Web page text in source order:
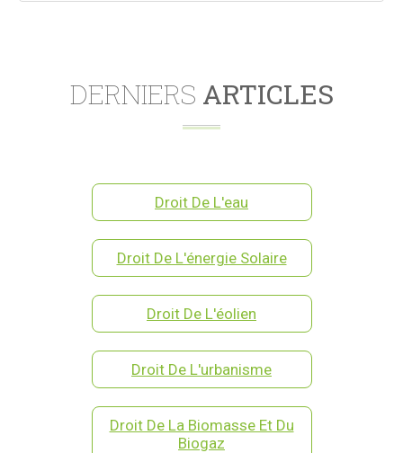
DERNIERS ARTICLES
Droit De L'eau
Droit De L'énergie Solaire
Droit De L'éolien
Droit De L'urbanisme
Droit De La Biomasse Et Du
Biogaz